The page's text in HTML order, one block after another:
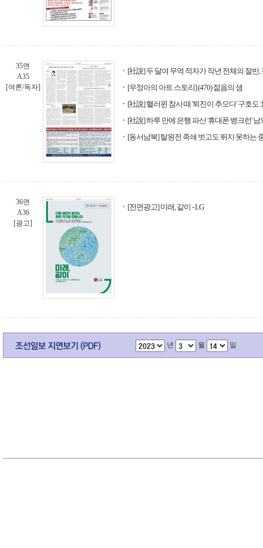
35면
A35
[여론/독자]
[社說] 두 달여 무역 적자가 작년 전체의 절반,
[우정아의 아트 스토리] (470) 젊음의 샘
[社說] 핼러윈 참사 때 '퇴진이 추모다' 구호도
[社說] 하루 만에 은행 파산 '휴대폰 뱅크런' 남
[동서남북] 탈원전 족쇄 벗고도 뛰지 못하는
36면
A36
[광고]
[전면광고] 미래, 같이 - LG
년 월 일